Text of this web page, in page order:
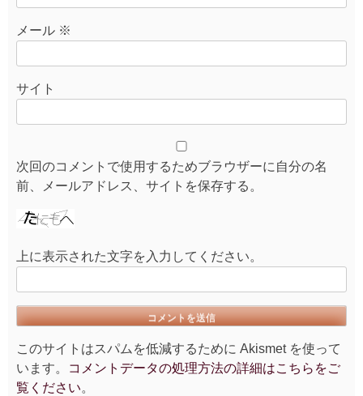
メール ※
サイト
次回のコメントで使用するためブラウザーに自分の名
前、メールアドレス、サイトを保存する。
上に表示された文字を入力してください。
このサイトはスパムを低減するために Akismet を使って
います。
コメントデータの処理方法の詳細はこちらをご
覧ください。